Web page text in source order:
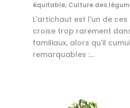
équitable, Culture des
L'artichaut est l'un de
croise trop rarement
familiaux, alors qu'il
remarquables :...